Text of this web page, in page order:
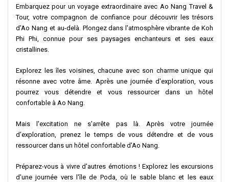
Embarquez pour un voyage extraordinaire avec Ao Nang Travel &
Tour, votre compagnon de confiance pour découvrir les trésors
d'Ao Nang et au-delà. Plongez dans l'atmosphère vibrante de Koh
Phi Phi, connue pour ses paysages enchanteurs et ses eaux
cristallines.
Explorez les îles voisines, chacune avec son charme unique qui
résonne avec votre âme. Après une journée d'exploration, vous
pourrez vous détendre et vous ressourcer dans un hôtel
confortable à Ao Nang.
Mais l'excitation ne s'arrête pas là. Après votre journée
d'exploration, prenez le temps de vous détendre et de vous
ressourcer dans un hôtel confortable d'Ao Nang.
Préparez-vous à vivre d'autres émotions ! Explorez les excursions
d'une journée vers l'île de Poda, où le sable blanc et les eaux